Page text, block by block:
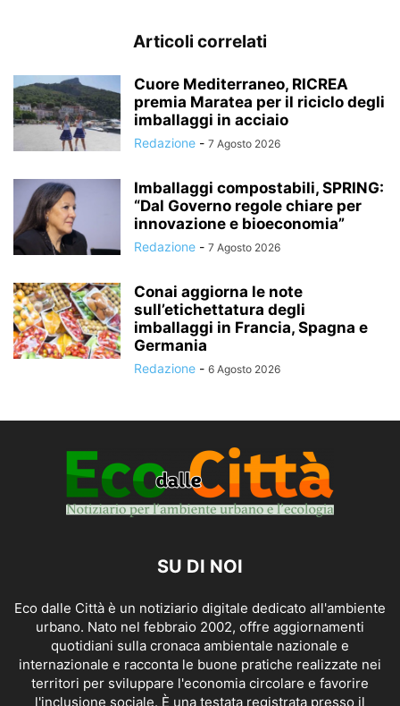
Articoli correlati
Cuore Mediterraneo, RICREA
premia Maratea per il riciclo degli
imballaggi in acciaio
Redazione - 7 Agosto 2026
Imballaggi compostabili, SPRING:
“Dal Governo regole chiare per
innovazione e bioeconomia”
Redazione - 7 Agosto 2026
Conai aggiorna le note
sull’etichettatura degli
imballaggi in Francia, Spagna e
Germania
Redazione - 6 Agosto 2026
SU DI NOI
Eco dalle Città è un notiziario digitale dedicato all'ambiente
urbano. Nato nel febbraio 2002, offre aggiornamenti
quotidiani sulla cronaca ambientale nazionale e
internazionale e racconta le buone pratiche realizzate nei
territori per sviluppare l'economia circolare e favorire
l'inclusione sociale. È una testata registrata presso il